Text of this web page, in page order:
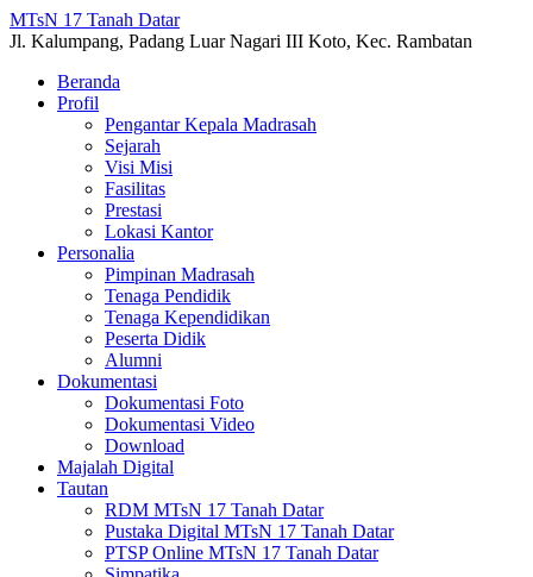
MTsN 17 Tanah Datar
Jl. Kalumpang, Padang Luar Nagari III Koto, Kec. Rambatan
Beranda
Profil
Pengantar Kepala Madrasah
Sejarah
Visi Misi
Fasilitas
Prestasi
Lokasi Kantor
Personalia
Pimpinan Madrasah
Tenaga Pendidik
Tenaga Kependidikan
Peserta Didik
Alumni
Dokumentasi
Dokumentasi Foto
Dokumentasi Video
Download
Majalah Digital
Tautan
RDM MTsN 17 Tanah Datar
Pustaka Digital MTsN 17 Tanah Datar
PTSP Online MTsN 17 Tanah Datar